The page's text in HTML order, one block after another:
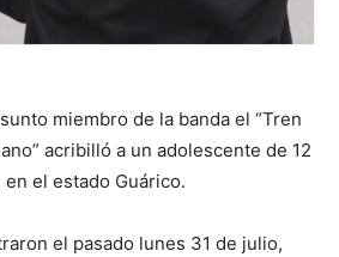
miembro de la banda el “Tren
acribilló a un adolescente de 12
en el estado Guárico.
el pasado lunes 31 de julio,